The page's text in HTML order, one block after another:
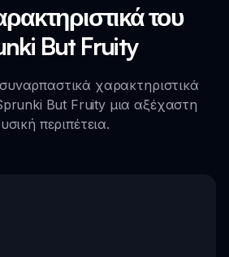
του
But Fruity
χαρακτηριστικά
But Fruity μια αξέχαστη
περιπέτεια.